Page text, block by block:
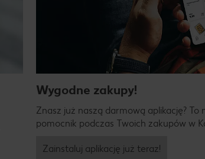
Wygodne zakupy!
Znasz już naszą darmową aplikację? To
pomocnik podczas Twoich zakupów w
Zainstaluj aplikację już teraz!